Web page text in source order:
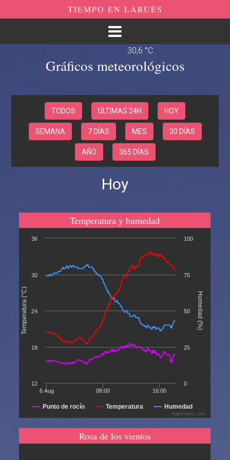
TIEMPO EN LARUÉS
30,6 °C
Gráficos meteorológicos
TODOS ÚLTIMAS 24H HOY
SEMANA 7 DÍAS MES 30 DÍAS
AÑO 365 DÍAS
Hoy
Temperatura (°C) Humedad (%)
Punto de rocío Temperatura Humedad
6 Aug 08:00 16:00
12
18
24
30
36
0
25
50
75
100
Highcharts.com
Temperatura y humedad
Rosa de los vientos